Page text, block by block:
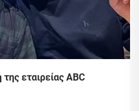
εταιρείας ABC